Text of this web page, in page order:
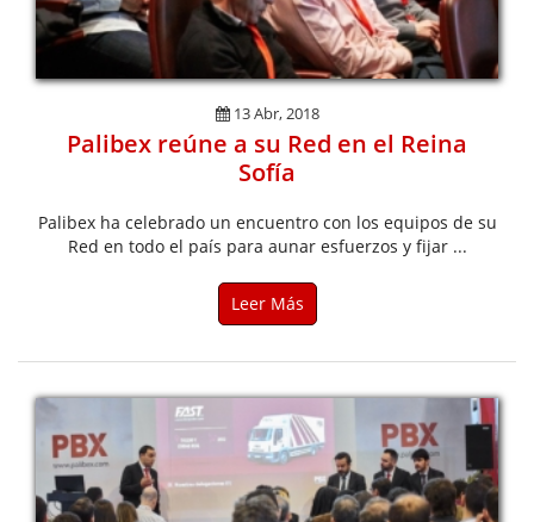
13 Abr, 2018
Palibex reúne a su Red en el Reina
Sofía
Palibex ha celebrado un encuentro con los equipos de su
Red en todo el país para aunar esfuerzos y fijar ...
Leer Más